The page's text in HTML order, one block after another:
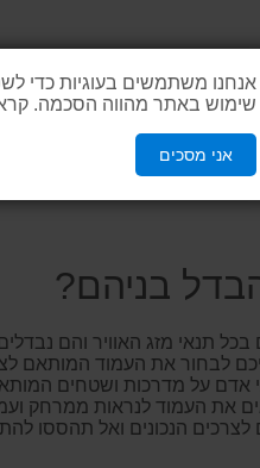
אנחנו משתמשים בעוגיות כדי
שימוש באתר מהווה הסכמה.
אני מסכים
לבן, ניוד פשוט וקל,
הם עשויים ממספר חלקים
בודדים ולהרחיק מפני
קהלים או כלי רכב. ניתן לחבר
בניהם?
בכל תנאי מזג האוויר והם
לבחור את העמוד
אדם על מדרכות ושטחים
את העמוד לנראות ממרחק
הנכונים ואל תהססו